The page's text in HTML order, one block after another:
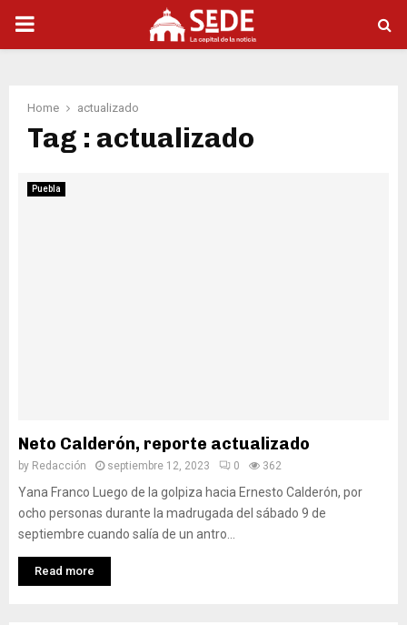
PRIMARY
Home actualizado
Tag : actualizado
Puebla
Neto Calderón, reporte actualizado
by Redacción septiembre 12, 2023 0 362
Yana Franco Luego de la golpiza hacia Ernesto Calderón, por
ocho personas durante la madrugada del sábado 9 de
septiembre cuando salía de un antro...
Read more